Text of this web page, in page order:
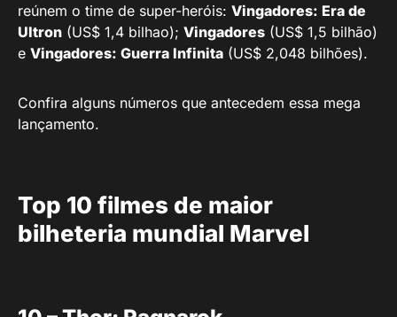
reúnem o time de super-heróis: Vingadores: Era de
Ultron (US$ 1,4 bilhao); Vingadores (US$ 1,5 bilhão)
e Vingadores: Guerra Infinita (US$ 2,048 bilhões).
Confira alguns números que antecedem essa mega
lançamento.
Top 10 filmes de maior
bilheteria mundial Marvel